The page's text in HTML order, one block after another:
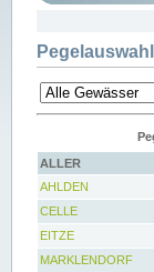
ALLER
AHLDEN
CELLE
EITZE
MARKLENDORF